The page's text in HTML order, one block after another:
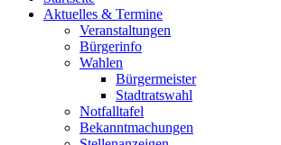
Aktuelles & Termine
Veranstaltungen
Bürgerinfo
Wahlen
Bürgermeister
Stadtratswahl
Notfalltafel
Bekanntmachungen